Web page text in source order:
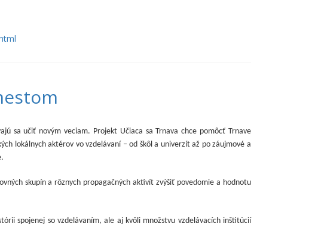
sa učiť novým veciam. Projekt Učiaca sa Trnava chce pomôcť Trnave
lokálnych aktérov vo vzdelávaní – od škôl a univerzít až po záujmové a
skupín a rôznych propagačných aktivít zvýšiť povedomie a hodnotu
spojenej so vzdelávaním, ale aj kvôli množstvu vzdelávacích inštitúcií